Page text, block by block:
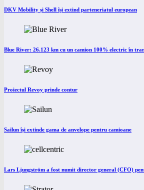
DKV Mobility și Shell își extind parteneriatul european
Blue River: 26.123 km cu un camion 100% electric în
Proiectul Revoy prinde contur
Sailun își extinde gama de anvelope pentru camioane
Lars Ljungström a fost numit director general (CFO)